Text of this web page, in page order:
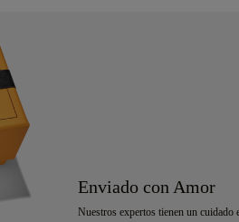
Enviado con Amor
Nuestros expertos tienen un cuidado